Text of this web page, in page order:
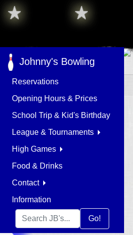
Johnny's Bowling
Reservations
Opening Hours & Prices
School Trip & Kid's Birthday
League & Tournaments
High Games
Food & Drinks
Contact
Information
Go!